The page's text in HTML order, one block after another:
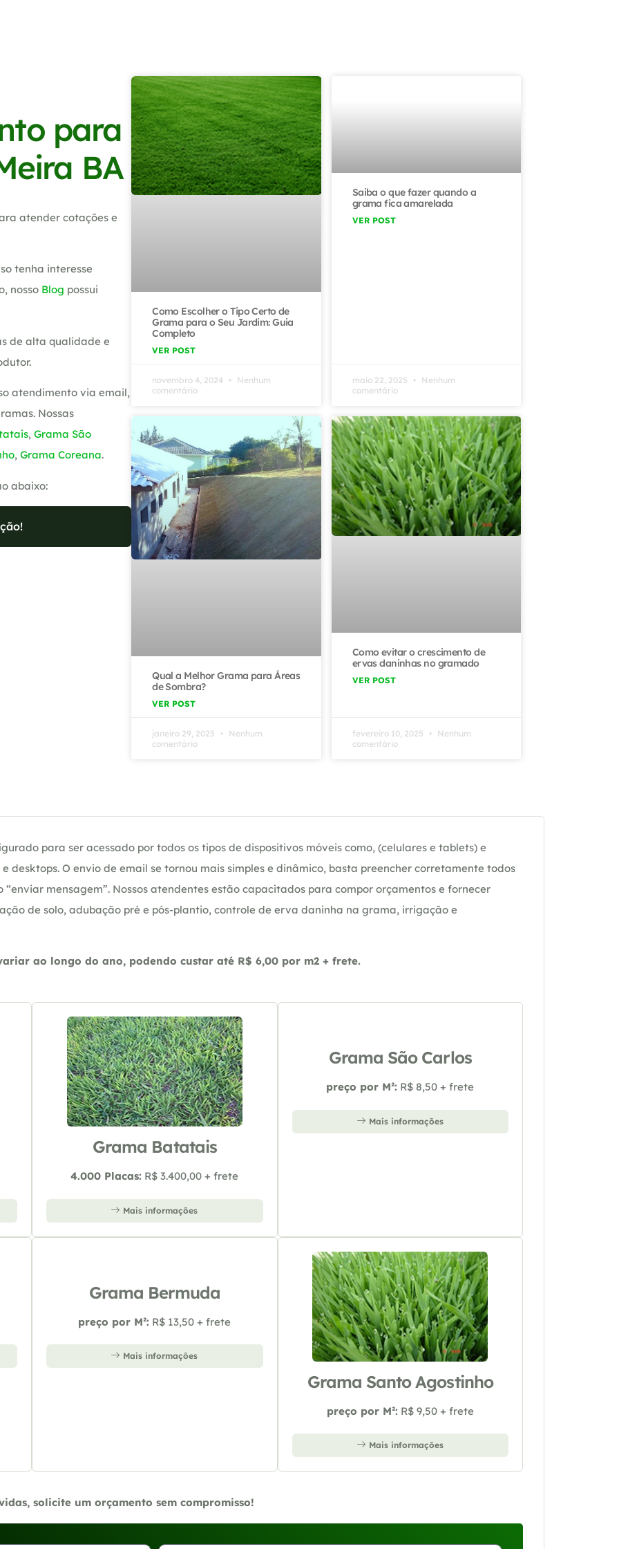
para
BA
atender cotações e
tenha interesse
nosso Blog possui
de alta qualidade e
atendimento via email,
Nossas
, Grama São
, Grama Coreana.
abaixo:
Como Escolher o Tipo Certo de
Grama para o Seu Jardim: Guia
Completo
VER POST
novembro 4, 2024
Nenhum
comentário
Saiba o que fazer quando a
grama fica amarelada
VER POST
maio 22, 2025
Nenhum
comentário
Qual a Melhor Grama para Áreas
de Sombra?
VER POST
janeiro 29, 2025
Nenhum
comentário
Como evitar o crescimento de
ervas daninhas no gramado
VER POST
fevereiro 10, 2025
Nenhum
comentário
para ser acessado por todos os tipos de dispositivos móveis como, (celulares e tablets) e
desktops. O envio de email se tornou mais simples e dinâmico, basta preencher corretamente todos
mensagem”. Nossos atendentes estão capacitados para compor orçamentos e fornecer
de solo, adubação pré e pós-plantio, controle de erva daninha na grama, irrigação e
ao longo do ano, podendo custar até R$ 6,00 por m2 + frete.
Grama Batatais
4.000 Placas: R$ 3.400,00 + frete
Mais informações
Grama São Carlos
preço por M²: R$ 8,50 + frete
Mais informações
Grama Bermuda
preço por M²: R$ 13,50 + frete
Mais informações
Grama Santo Agostinho
preço por M²: R$ 9,50 + frete
Mais informações
solicite um orçamento sem compromisso!